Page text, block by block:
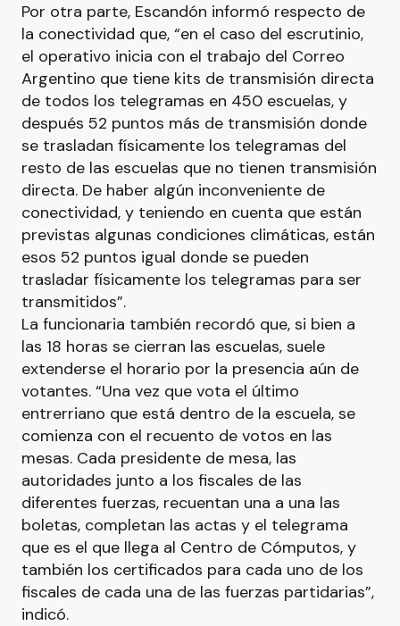
Por otra parte, Escandón informó respecto de
la conectividad que, “en el caso del escrutinio,
el operativo inicia con el trabajo del Correo
Argentino que tiene kits de transmisión directa
de todos los telegramas en 450 escuelas, y
después 52 puntos más de transmisión donde
se trasladan físicamente los telegramas del
resto de las escuelas que no tienen transmisión
directa. De haber algún inconveniente de
conectividad, y teniendo en cuenta que están
previstas algunas condiciones climáticas, están
esos 52 puntos igual donde se pueden
trasladar físicamente los telegramas para ser
transmitidos”.
La funcionaria también recordó que, si bien a
las 18 horas se cierran las escuelas, suele
extenderse el horario por la presencia aún de
votantes. “Una vez que vota el último
entrerriano que está dentro de la escuela, se
comienza con el recuento de votos en las
mesas. Cada presidente de mesa, las
autoridades junto a los fiscales de las
diferentes fuerzas, recuentan una a una las
boletas, completan las actas y el telegrama
que es el que llega al Centro de Cómputos, y
también los certificados para cada uno de los
fiscales de cada una de las fuerzas partidarias”,
indicó.